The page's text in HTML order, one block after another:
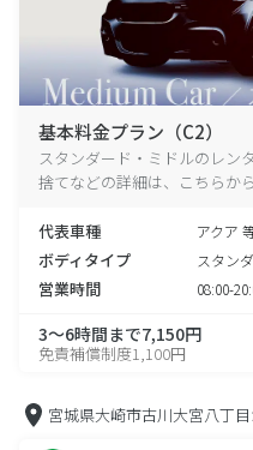
基本料金プラン（C2）
スタンダード・ミドルのレン
捨てなどの詳細は、こちらか
代表車種 アクア
ボディタイプ スタン
営業時間 08:00-
3～6時間まで7,150円
免責補償制度1,100円
宮城県大崎市古川大宮八丁目